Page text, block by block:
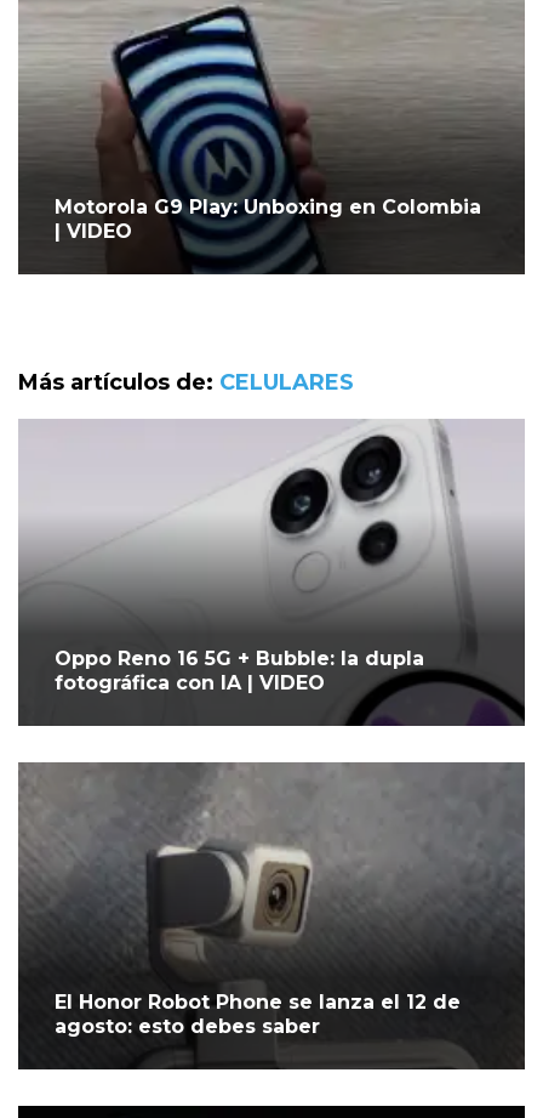
Motorola G9 Play: Unboxing en Colombia
| VIDEO
Más artículos de: CELULARES
Oppo Reno 16 5G + Bubble: la dupla
fotográfica con IA | VIDEO
El Honor Robot Phone se lanza el 12 de
agosto: esto debes saber